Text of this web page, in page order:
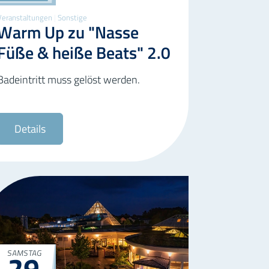
|Sonstige
Up zu "Nasse
& heiße Beats" 2.0
muss gelöst werden.
Details
SAMSTAG